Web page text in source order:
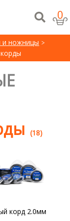
0
и ножницы
(18)
корд 2.0мм